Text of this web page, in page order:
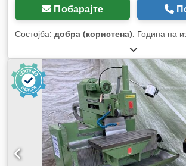
Побарајте
Состојба: добра (користена), Година на